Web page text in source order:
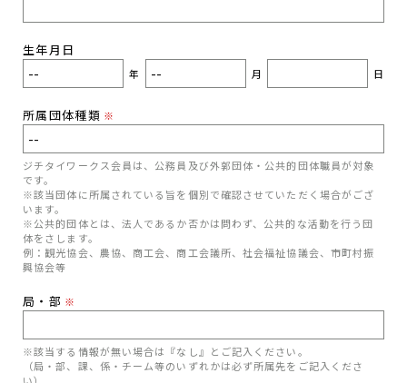
生年月日
年 月 日
所属団体種類 ※
ジチタイワークス会員は、公務員及び外郭団体・公共的団体職員が対象
です。
※該当団体に所属されている旨を個別で確認させていただく場合がござ
います。
※公共的団体とは、法人であるか否かは問わず、公共的な活動を行う団
体をさします。
例：観光協会、農協、商工会、商工会議所、社会福祉協議会、市町村振
興協会等
局・部 ※
※該当する情報が無い場合は『なし』とご記入ください。
（局・部、課、係・チーム等のいずれかは必ず所属先をご記入くださ